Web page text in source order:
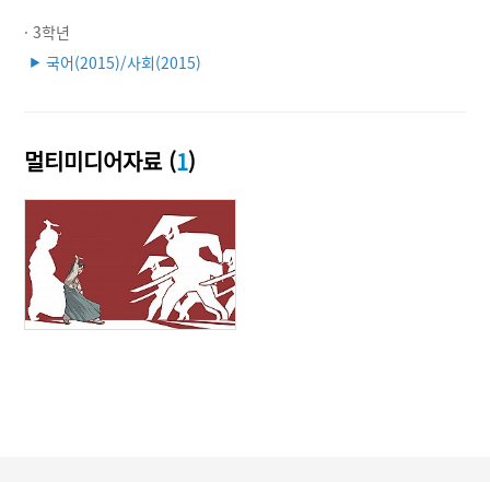
· 3학년
▶ 국어(2015)/사회(2015)
멀티미디어자료 (1)